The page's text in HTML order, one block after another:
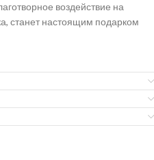
воздействие на
станет настоящим подарком